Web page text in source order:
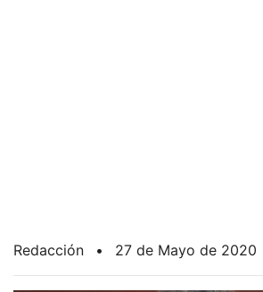
Redacción • 27 de Mayo de 2020